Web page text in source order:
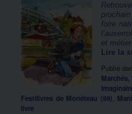
foire
et
Lire la
Publié
Festilivres de Monéteau (89)
livre